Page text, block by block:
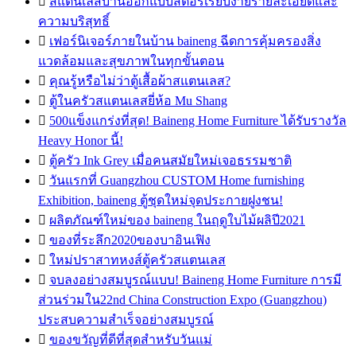
ความบริสุทธิ์
 เฟอร์นิเจอร์ภายในบ้าน baineng ฉีดการคุ้มครองสิ่ง
แวดล้อมและสุขภาพในทุกขั้นตอน
 คุณรู้หรือไม่ว่าตู้เสื้อผ้าสแตนเลส?
 ตู้ในครัวสแตนเลสยี่ห้อ Mu Shang
 500แข็งแกร่งที่สุด! Baineng Home Furniture ได้รับรางวัล
Heavy Honor นี้!
 ตู้ครัว Ink Grey เมื่อคนสมัยใหม่เจอธรรมชาติ
 วันแรกที่ Guangzhou CUSTOM Home furnishing
Exhibition, baineng ตู้ชุดใหม่จุดประกายฝูงชน!
 ผลิตภัณฑ์ใหม่ของ baineng ในฤดูใบไม้ผลิปี2021
 ของที่ระลึก2020ของบาอินเฟิง
 ใหม่ปราสาทหงส์ตู้ครัวสแตนเลส
 จบลงอย่างสมบูรณ์แบบ! Baineng Home Furniture การมี
ส่วนร่วมใน22nd China Construction Expo (Guangzhou)
ประสบความสำเร็จอย่างสมบูรณ์
 ของขวัญที่ดีที่สุดสำหรับวันแม่